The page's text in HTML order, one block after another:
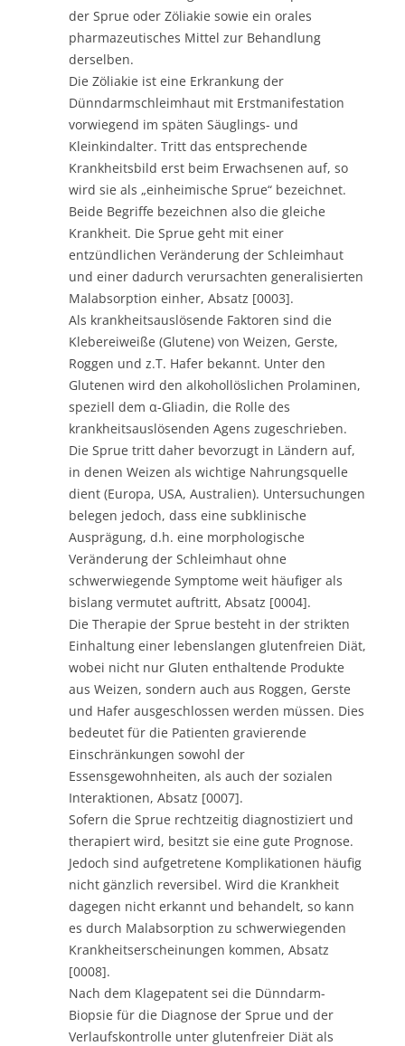
der Sprue oder Zöliakie sowie ein orales
pharmazeutisches Mittel zur Behandlung
derselben.
Die Zöliakie ist eine Erkrankung der
Dünndarmschleimhaut mit Erstmanifestation
vorwiegend im späten Säuglings- und
Kleinkindalter. Tritt das entsprechende
Krankheitsbild erst beim Erwachsenen auf, so
wird sie als „einheimische Sprue“ bezeichnet.
Beide Begriffe bezeichnen also die gleiche
Krankheit. Die Sprue geht mit einer
entzündlichen Veränderung der Schleimhaut
und einer dadurch verursachten generalisierten
Malabsorption einher, Absatz [0003].
Als krankheitsauslösende Faktoren sind die
Klebereiweiße (Glutene) von Weizen, Gerste,
Roggen und z.T. Hafer bekannt. Unter den
Glutenen wird den alkohollöslichen Prolaminen,
speziell dem α-Gliadin, die Rolle des
krankheitsauslösenden Agens zugeschrieben.
Die Sprue tritt daher bevorzugt in Ländern auf,
in denen Weizen als wichtige Nahrungsquelle
dient (Europa, USA, Australien). Untersuchungen
belegen jedoch, dass eine subklinische
Ausprägung, d.h. eine morphologische
Veränderung der Schleimhaut ohne
schwerwiegende Symptome weit häufiger als
bislang vermutet auftritt, Absatz [0004].
Die Therapie der Sprue besteht in der strikten
Einhaltung einer lebenslangen glutenfreien Diät,
wobei nicht nur Gluten enthaltende Produkte
aus Weizen, sondern auch aus Roggen, Gerste
und Hafer ausgeschlossen werden müssen. Dies
bedeutet für die Patienten gravierende
Einschränkungen sowohl der
Essensgewohnheiten, als auch der sozialen
Interaktionen, Absatz [0007].
Sofern die Sprue rechtzeitig diagnostiziert und
therapiert wird, besitzt sie eine gute Prognose.
Jedoch sind aufgetretene Komplikationen häufig
nicht gänzlich reversibel. Wird die Krankheit
dagegen nicht erkannt und behandelt, so kann
es durch Malabsorption zu schwerwiegenden
Krankheitserscheinungen kommen, Absatz
[0008].
Nach dem Klagepatent sei die Dünndarm-
Biopsie für die Diagnose der Sprue und der
Verlaufskontrolle unter glutenfreier Diät als